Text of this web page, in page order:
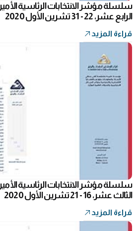
الرابع عشر، 22 - 31 تشرين الأول 2020
قراءة المزيد
الثالث عشر، 16 - 21 تشرين الأول 2020
قراءة المزيد